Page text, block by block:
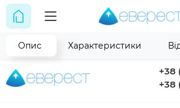
+38
+38
Опис Характеристики